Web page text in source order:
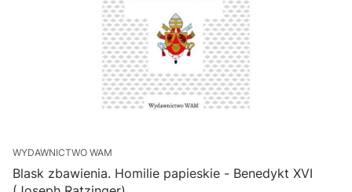
WYDAWNICTWO WAM
Blask zbawienia. Homilie papieskie - Benedykt XVI